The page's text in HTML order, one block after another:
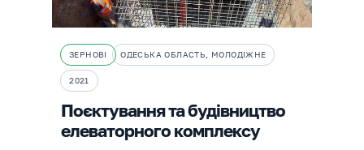
Поєктування та будівництво
елеваторного комплексу
ОДЕСЬКА ОБЛАСТЬ, МОЛОДІЖНЕ
ЗЕРНОВІ
2021